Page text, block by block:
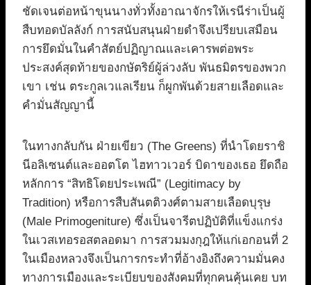
ชัดเจนต่อหน้าขุนนางทั่วทั้งอาณาจักรให้เรนีร่าเป็นผู้
สืบทอดบัลลังก์ การสนับสนุนฝ่ายดำจึงเปรียบเสมือน
การยึดมั่นในคำสัตย์ปฏิญาณและเคารพต่อพระ
ประสงค์สุดท้ายของกษัตริย์ผู้ล่วงลับ พันธมิตรของพวก
เขา เช่น ตระกูลเวแลเรียน ก็ผูกพันด้วยสายเลือดและ
คำมั่นสัญญานี้
ในทางกลับกัน ฝ่ายเขียว (The Greens) ที่นำโดยราชิ
นีอลิเซนต์และออตโต ไฮทาวเวอร์ บิดาของเธอ ยึดถือ
หลักการ “สิทธิโดยประเพณี” (Legitimacy by
Tradition) หรือการสืบสันตติวงศ์ตามสายเลือดบุรุษ
(Male Primogeniture) ซึ่งเป็นจารีตปฏิบัติที่แข็งแกร่ง
ในเวสเทอรอสตลอดมา การสวมมงกุฎให้แก่เอกอนที่ 2
ในเมืองหลวงจึงเป็นการกระทำที่อ้างอิงถึงความมั่นคง
ทางการเมืองและระเบียบของสังคมที่ทุกคนคุ้นเคย บท